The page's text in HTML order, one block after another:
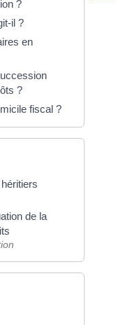
?
il ?
en
?
fiscal ?
de la